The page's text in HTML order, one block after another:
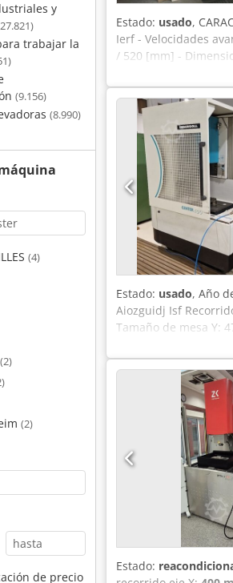
y
trabajar la
(9.156)
(8.990)
(4)
(2)
(2)
de precio
Estado: usado,
Ierf - Velocidades
/ 520 [mm] -
máx. del electrodo :
alimentación : 400
4.700 x 2.750 [mm]
13659 [h]
600 [l]
Estado: usado, Año
Aiozguidj Isf
Tamaño de mesa Y:
pieza Y: 500 mm
máximo de pieza:
descendible Control
Estado: